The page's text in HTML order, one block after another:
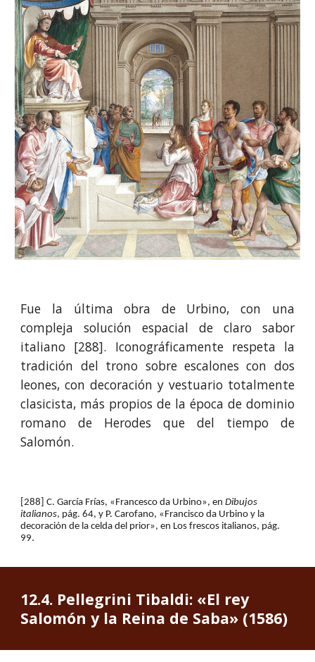
Fue la última obra de Urbino, con una
compleja solución espacial de claro sabor
italiano [288]. Iconográficamente respeta la
tradición del trono sobre escalones con dos
leones, con decoración y vestuario totalmente
clasicista, más propios de la época de dominio
romano de Herodes que del tiempo de
Salomón.
[288] C. García Frías, «Francesco da Urbino», en Dibujos
italianos, pág. 64, y P. Carofano, «Francisco da Urbino y la
decoración de la celda del prior», en Los frescos italianos, pág.
99.
12.4. Pellegrini Tibaldi: «El rey
Salomón y la Reina de Saba» (1586)